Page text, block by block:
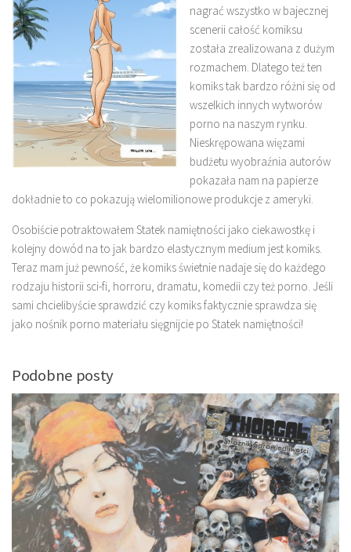
nagrać wszystko w bajecznej
scenerii całość komiksu
została zrealizowana z dużym
rozmachem. Dlatego też ten
komiks tak bardzo różni się od
wszelkich innych wytworów
porno na naszym rynku.
Nieskrępowana więzami
budżetu wyobraźnia autorów
pokazała nam na papierze
dokładnie to co pokazują wielomilionowe produkcje z ameryki.
Osobiście potraktowałem Statek namiętności jako ciekawostkę i
kolejny dowód na to jak bardzo elastycznym medium jest komiks.
Teraz mam już pewność, że komiks świetnie nadaje się do każdego
rodzaju historii sci-fi, horroru, dramatu, komedii czy też porno. Jeśli
sami chcielibyście sprawdzić czy komiks faktycznie sprawdza się
jako nośnik porno materiału sięgnijcie po Statek namiętności!
Podobne posty